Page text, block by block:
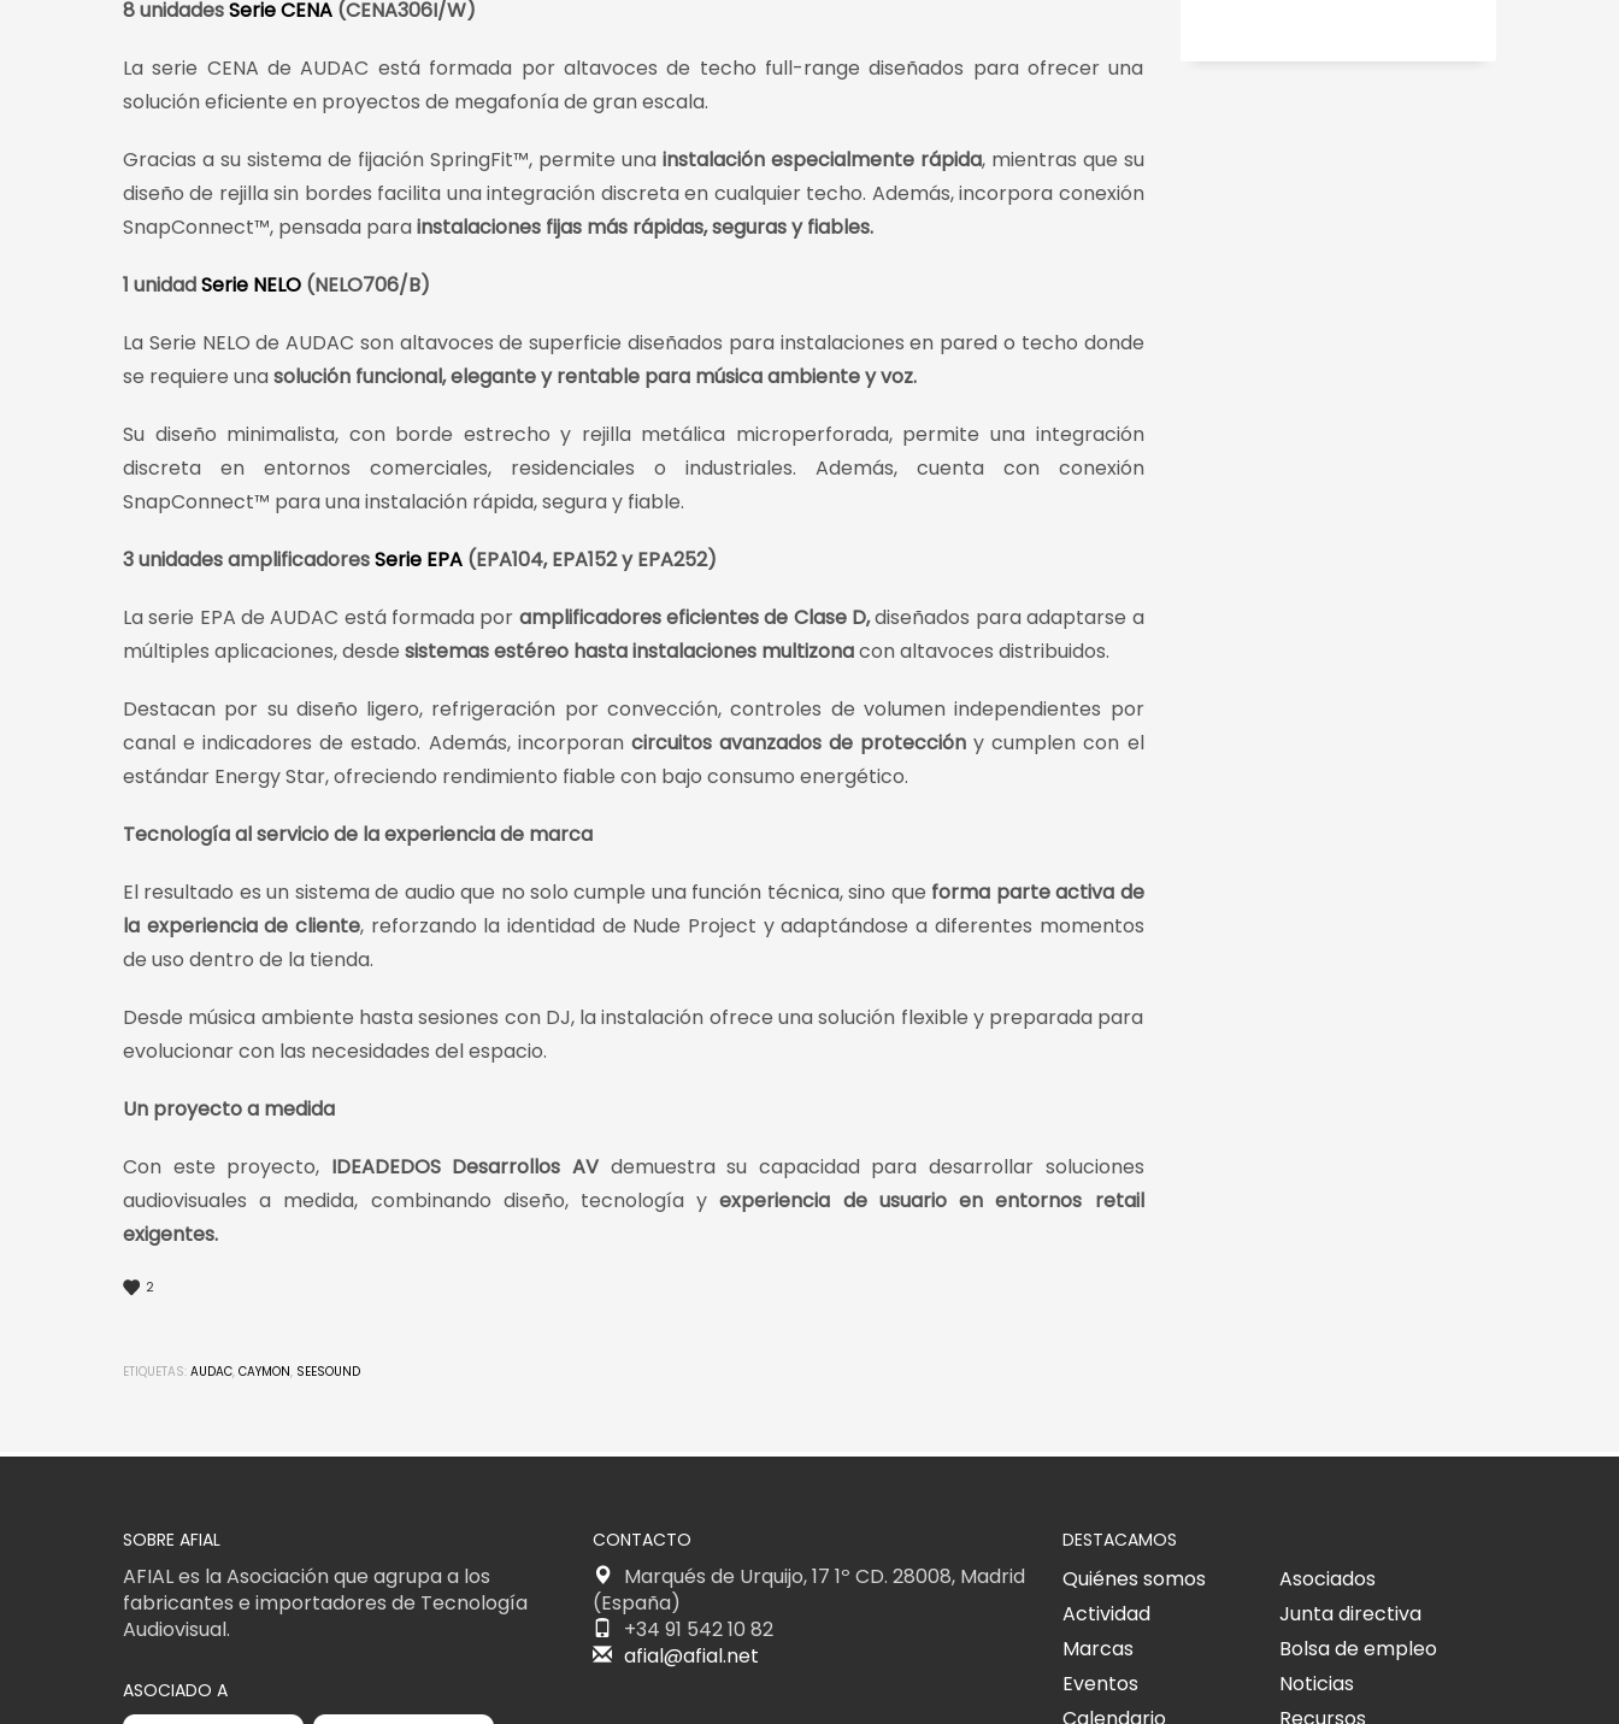
8 unidadesSerie CENA (CENA306I/W)
La serie CENA de AUDAC está formada por altavoces de techo full-range diseñados para ofrecer una
solución eficiente en proyectos de megafonía de gran escala.
Gracias a su sistema de fijación SpringFit™, permite una instalación especialmente rápida, mientras que su
diseño de rejilla sin bordes facilita una integración discreta en cualquier techo. Además, incorpora conexión
SnapConnect™, pensada parainstalaciones fijas más rápidas, seguras y fiables.
1 unidadSerie NELO (NELO706/B)
La Serie NELO de AUDAC son altavoces de superficie diseñados para instalaciones en pared o techo donde
se requiere unasolución funcional, elegante y rentable para música ambiente y voz.
Su diseño minimalista, con borde estrecho y rejilla metálica microperforada, permite una integración
discreta en entornos comerciales, residenciales o industriales. Además, cuenta con conexión
SnapConnect™ para una instalación rápida, segura y fiable.
3 unidades amplificadoresSerie EPA (EPA104, EPA152 y EPA252)
La serie EPA de AUDAC está formada por amplificadores eficientes de Clase D,diseñados para adaptarse a
múltiples aplicaciones, desde sistemas estéreo hasta instalaciones multizonacon altavoces distribuidos.
Destacan por su diseño ligero, refrigeración por convección, controles de volumen independientes por
canal e indicadores de estado. Además, incorporan circuitos avanzados de protección y cumplen con el
estándar Energy Star, ofreciendo rendimiento fiable con bajo consumo energético.
Tecnología al servicio de la experiencia de marca
El resultado es un sistema de audio que no solo cumple una función técnica, sino que forma parte activa de
la experiencia de cliente, reforzando la identidad de Nude Project y adaptándose a diferentes momentos
de uso dentro de la tienda.
Desde música ambiente hasta sesiones con DJ, la instalación ofrece una solución flexible y preparada para
evolucionar con las necesidades del espacio.
Un proyecto a medida
Con este proyecto, IDEADEDOS Desarrollos AVdemuestra su capacidad para desarrollar soluciones
audiovisuales a medida, combinando diseño, tecnología yexperiencia de usuario en entornos retail
exigentes.
2
ETIQUETAS: AUDAC, CAYMON, SEESOUND
SOBRE AFIAL
AFIAL es la Asociación que agrupa a los
fabricantes e importadores de Tecnología
Audiovisual.
ASOCIADO A
CONTACTO
Marqués de Urquijo, 17 1º CD. 28008, Madrid
(España)
+34 91 542 10 82
afial@afial.net
DESTACAMOS
Quiénes somos
Asociados
Actividad
Junta directiva
Marcas
Bolsa de empleo
Eventos
Noticias